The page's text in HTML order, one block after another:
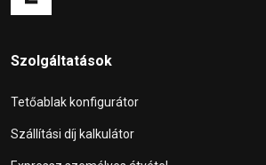
Szolgáltatások
Tetőablak konfigurátor
Szállítási díj kalkulátor